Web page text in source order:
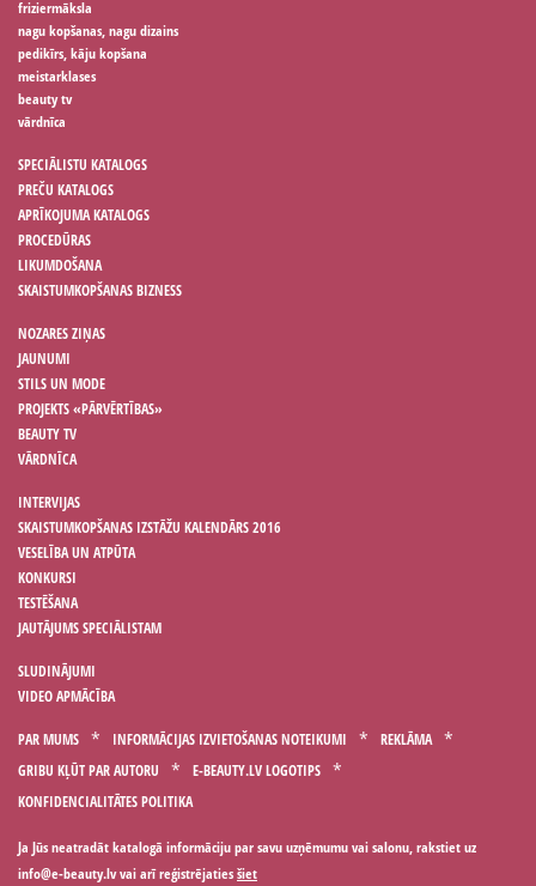
friziermāksla
nagu kopšanas, nagu dizains
pedikīrs, kāju kopšana
meistarklases
beauty tv
vārdnīca
SPECIĀLISTU KATALOGS
PREČU KATALOGS
APRĪKOJUMA KATALOGS
PROCEDŪRAS
LIKUMDOŠANA
SKAISTUMKOPŠANAS BIZNESS
NOZARES ZIŅAS
JAUNUMI
STILS UN MODE
PROJEKTS «PĀRVĒRTĪBAS»
BEAUTY TV
VĀRDNĪCA
INTERVIJAS
SKAISTUMKOPŠANAS IZSTĀŽU KALENDĀRS 2016
VESELĪBA UN ATPŪTA
KONKURSI
TESTĒŠANA
JAUTĀJUMS SPECIĀLISTAM
SLUDINĀJUMI
VIDEO APMĀCĪBA
PAR MUMS INFORMĀCIJAS IZVIETOŠANAS NOTEIKUMI
REKLĀMA
GRIBU KĻŪT PAR AUTORU
E-BEAUTY.LV LOGOTIPS
KONFIDENCIALITĀTES POLITIKA
Ja Jūs neatradāt katalogā informāciju par savu uzņēmumu vai salonu, rakstiet uz
vai arī reģistrējatiesšiet